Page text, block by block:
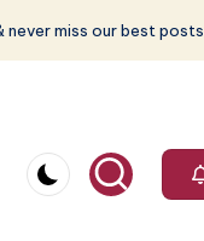
miss our best posts.